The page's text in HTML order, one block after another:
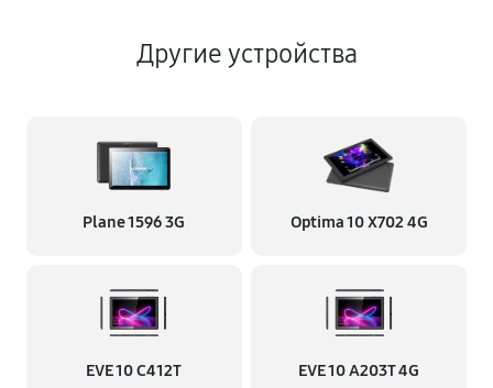
Другие устройства
Plane 1596 3G Optima 10 X702 4G
EVE 10 C412T EVE 10 A203T 4G